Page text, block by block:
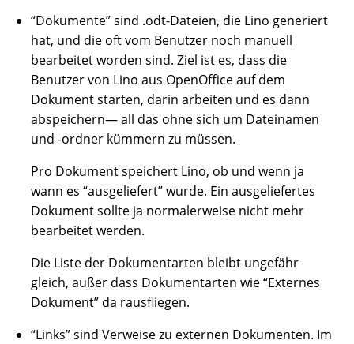
“Dokumente” sind .odt-Dateien, die Lino generiert
hat, und die oft vom Benutzer noch manuell
bearbeitet worden sind. Ziel ist es, dass die
Benutzer von Lino aus OpenOffice auf dem
Dokument starten, darin arbeiten und es dann
abspeichern— all das ohne sich um Dateinamen
und -ordner kümmern zu müssen.
Pro Dokument speichert Lino, ob und wenn ja
wann es “ausgeliefert” wurde. Ein ausgeliefertes
Dokument sollte ja normalerweise nicht mehr
bearbeitet werden.
Die Liste der Dokumentarten bleibt ungefähr
gleich, außer dass Dokumentarten wie “Externes
Dokument” da rausfliegen.
“Links” sind Verweise zu externen Dokumenten. Im